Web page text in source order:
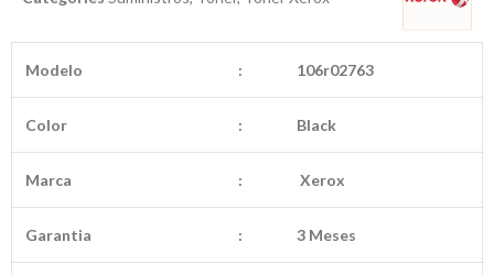
Modelo : 106r02763
Color : Black
Marca : Xerox
Garantia : 3 Meses